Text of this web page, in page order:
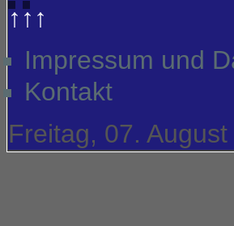
↑↑↑
Impressum und
Kontakt
Freitag, 07. August